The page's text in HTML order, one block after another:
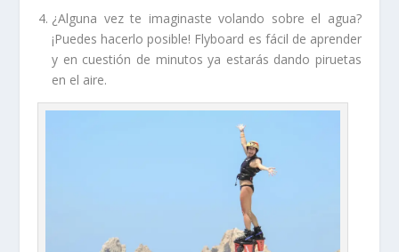
¿Alguna vez te imaginaste volando sobre el agua?
¡Puedes hacerlo posible! Flyboard es fácil de aprender
y en cuestión de minutos ya estarás dando piruetas
en el aire.